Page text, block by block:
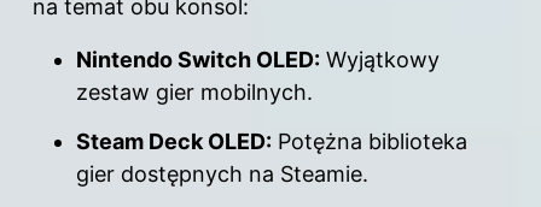
na temat obu konsol:
Nintendo Switch OLED: Wyjątkowy
zestaw gier mobilnych.
Steam Deck OLED: Potężna biblioteka
gier dostępnych na Steamie.